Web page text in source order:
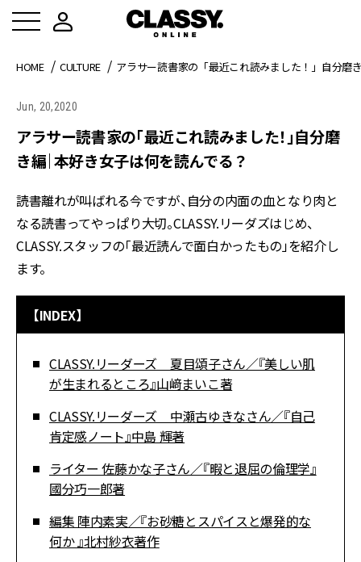
HOME CULTURE アラサー読書家の「最近これ読みました！」自分磨
Jun, 20,2020
アラサー読書家の「最近これ読みました！」自分磨
き編｜本好き女子は何を読んでる？
読書離れが叫ばれる今ですが、自分の内面の血となり肉と
なる読書ってやっぱり大切。CLASSY.リーダズはじめ、
CLASSY.スタッフの「最近読んで面白かったもの」を紹介し
ます。
【INDEX】
CLASSY.リーダーズ 夏目頌子さん／『美しい肌
が生まれるところ』山﨑まいこ著
CLASSY.リーダーズ 中瀬古ゆきなさん／『自己
肯定感ノート』中島 輝著
ライター 佐藤かな子さん／『暇と退屈の倫理学』
國分巧一郎著
編集 陣内素実／『お砂糖とスパイスと爆発的な
何か 』北村紗衣著作